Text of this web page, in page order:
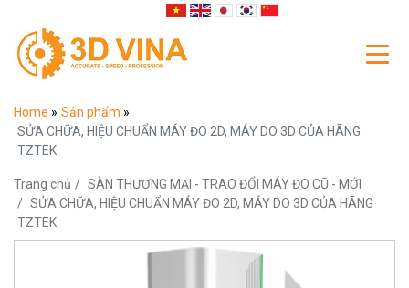
Home » Sản phẩm »
SỬA CHỮA, HIỆU CHUẨN MÁY ĐO 2D, MÁY DO 3D CỦA HÃNG
TZTEK
Trang chủ
SÀN THƯƠNG MẠI - TRAO ĐỔI MÁY ĐO CŨ - MỚI
SỬA CHỮA, HIỆU CHUẨN MÁY ĐO 2D, MÁY DO 3D CỦA HÃNG
TZTEK